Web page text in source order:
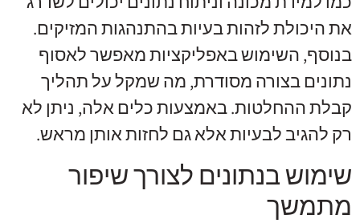
את היכולת לזהות בעיות בהתנהגות המזיקים.
בנוסף, השימוש באפליקציות מאפשר לאסוף
נתונים בצורה מסודרת, מה שמקל על תהליך
קבלת ההחלטות. באמצעות כלים אלה, ניתן לא
רק להגיב לבעיות אלא גם לחזות אותן מראש.
שימוש בנתונים לצורך שיפור
מתמשך